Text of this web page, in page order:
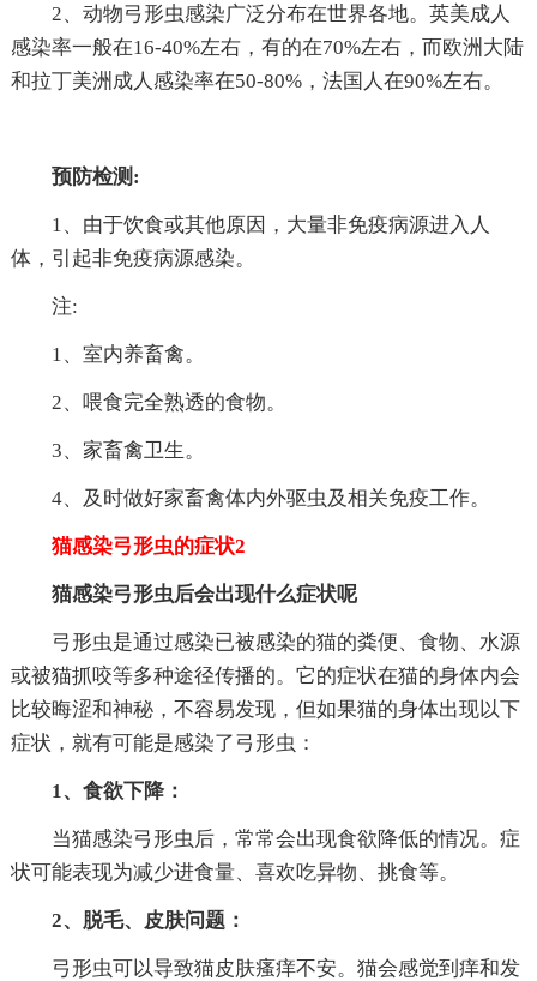
2、动物弓形虫感染广泛分布在世界各地。英美成人
感染率一般在16-40%左右，有的在70%左右，而欧洲大陆
和拉丁美洲成人感染率在50-80%，法国人在90%左右。
预防检测:
1、由于饮食或其他原因，大量非免疫病源进入人
体，引起非免疫病源感染。
注:
1、室内养畜禽。
2、喂食完全熟透的食物。
3、家畜禽卫生。
4、及时做好家畜禽体内外驱虫及相关免疫工作。
猫感染弓形虫的症状2
猫感染弓形虫后会出现什么症状呢
弓形虫是通过感染已被感染的猫的粪便、食物、水源
或被猫抓咬等多种途径传播的。它的症状在猫的身体内会
比较晦涩和神秘，不容易发现，但如果猫的身体出现以下
症状，就有可能是感染了弓形虫：
1、食欲下降：
当猫感染弓形虫后，常常会出现食欲降低的情况。症
状可能表现为减少进食量、喜欢吃异物、挑食等。
2、脱毛、皮肤问题：
弓形虫可以导致猫皮肤瘙痒不安。猫会感觉到痒和发